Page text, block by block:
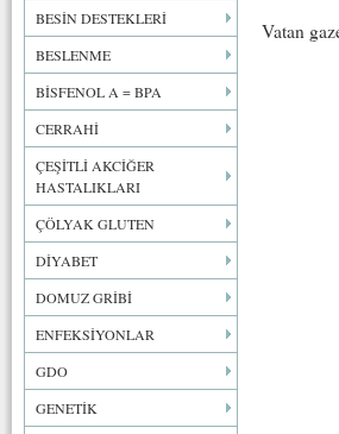
BESİN DESTEKLERİ
BESLENME
BİSFENOL A = BPA
CERRAHİ
ÇEŞİTLİ AKCİĞER
HASTALIKLARI
ÇÖLYAK GLUTEN
DİYABET
DOMUZ GRİBİ
ENFEKSİYONLAR
GDO
GENETİK
Vatan